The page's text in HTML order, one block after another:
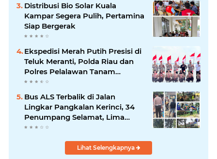
Distribusi Bio Solar Kuala
Kampar Segera Pulih, Pertamina
Siap Bergerak
Ekspedisi Merah Putih Presisi di
Teluk Meranti, Polda Riau dan
Polres Pelalawan Tanam
Mangrove Demi Negeri
Bus ALS Terbalik di Jalan
Lingkar Pangkalan Kerinci, 34
Penumpang Selamat, Lima
Alami Luka Ringan
Lihat Selengkapnya